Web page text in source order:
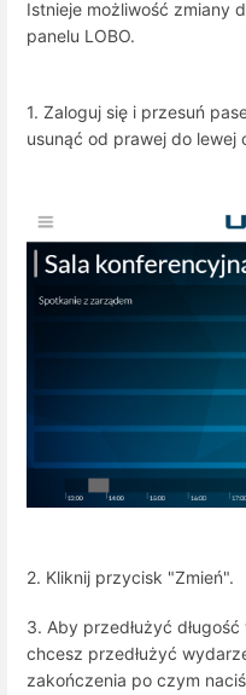
Istnieje możliwość zmiany
panelu LOBO.
1. Zaloguj się i przesuń
usunąć od prawej do lewej
2. Kliknij przycisk "Zmień".
3. Aby przedłużyć
chcesz przedłużyć
zakończenia po czym